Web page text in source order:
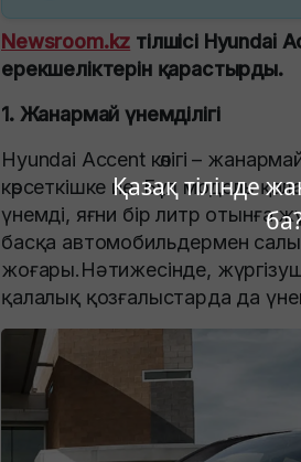
Қазақ тілінде
Newsroom.kz тілшісі Hyundai
ерекшеліктерін қарастырды.
1. Жанармай үнемділігі
Hyundai Accent көлігі –
көрсеткішке ие. Бұл модель
үнемді, яғни бір литр отынға
басқа автомобильдермен
жоғары.Нәтижесінде,
қалалық қозғалыстарда да